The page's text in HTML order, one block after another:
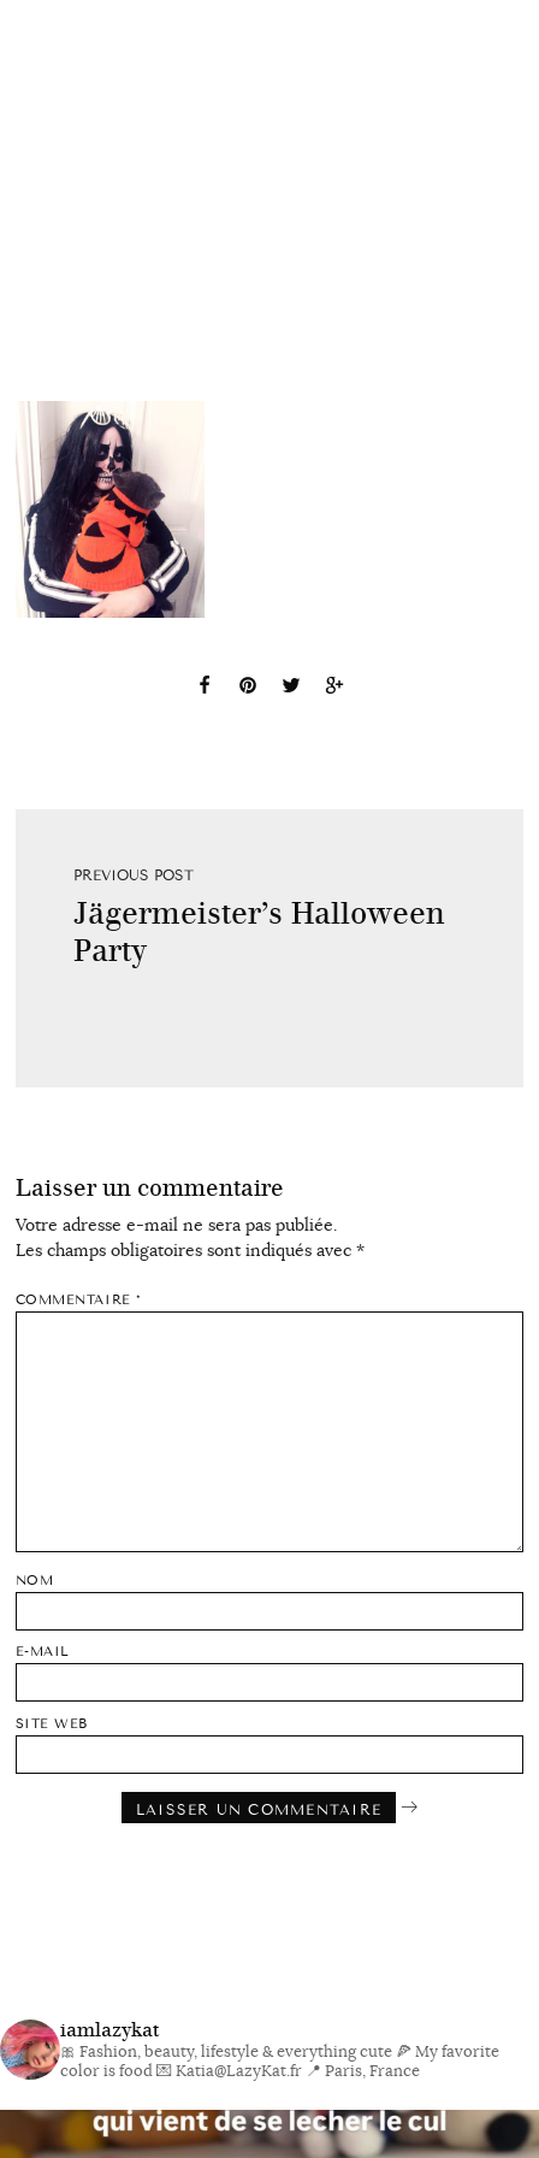
PREVIOUS POST
Jägermeister’s Halloween
Party
Laisser un commentaire
Votre adresse e-mail ne sera pas publiée.
Les champs obligatoires sont indiqués avec *
COMMENTAIRE*
NOM
E-MAIL
SITE WEB
iamlazykat
🎀 Fashion, beauty, lifestyle & everything cute 🍕 My favorite
color is food💌 Katia@LazyKat.fr 📍 Paris, France